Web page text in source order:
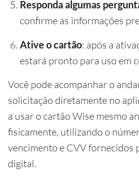
Responda algumas
confirme as informações
Ative o cartão: após a
estará pronto para uso em
Você pode acompanhar o
solicitação diretamente no
a usar o cartão Wise mesmo
fisicamente, utilizando o
vencimento e CVV fornecidos
digital.